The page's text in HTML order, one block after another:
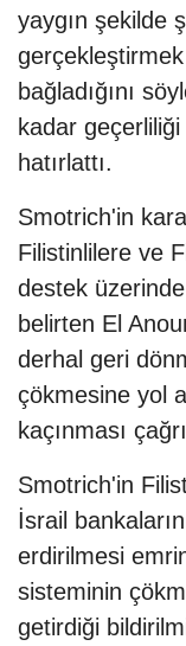
yaygın şekilde
bağladığını
kadar
hatırlattı.
Smotrich'in
Filistinlilere ve
destek
belirten El
derhal geri
çökmesine yol
kaçınması
Smotrich'in
İsrail
erdirilmesi
sisteminin
getirdiği